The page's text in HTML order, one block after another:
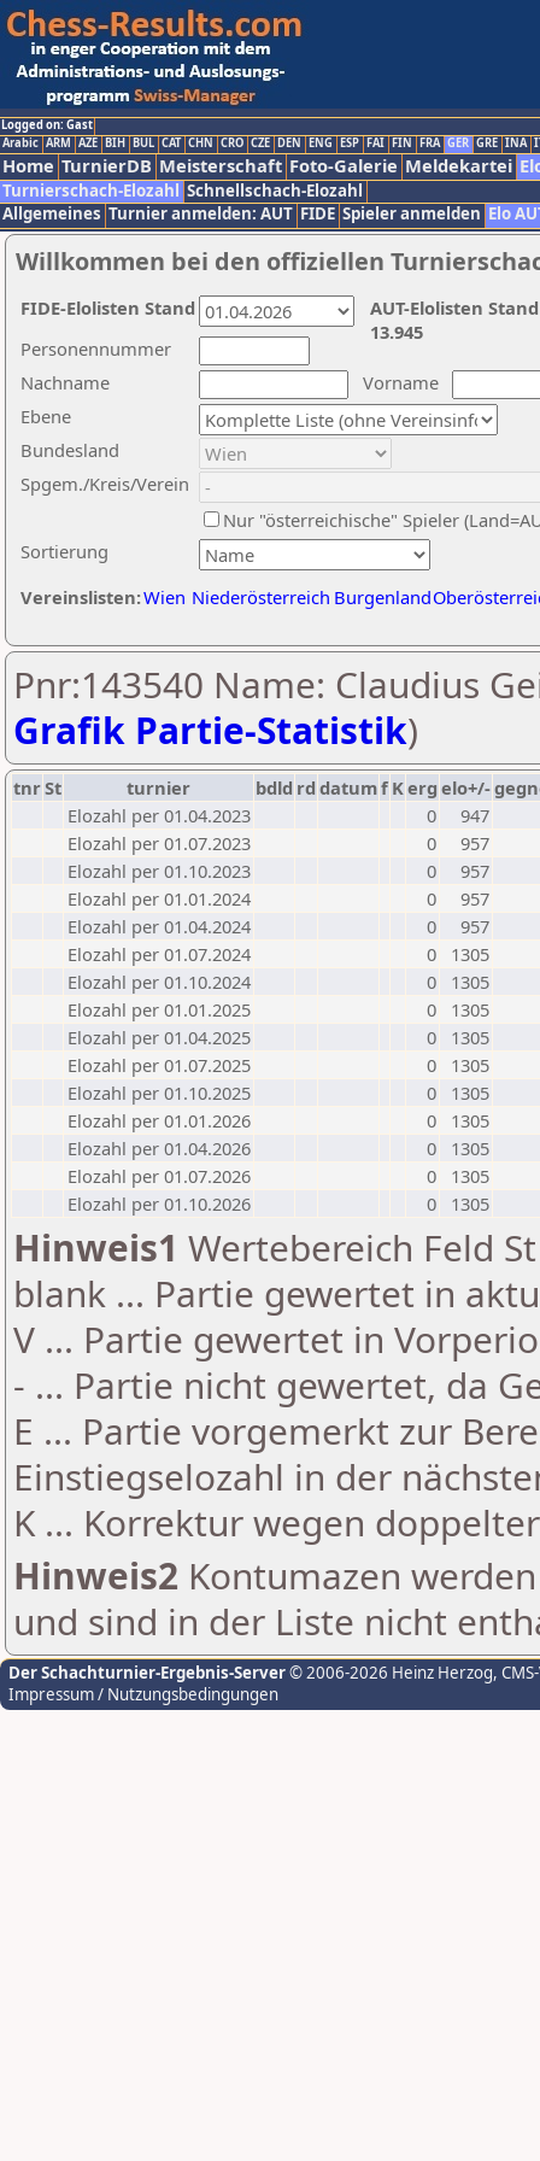
Logged on: Gast
Arabic ARM AZE BIH BUL CAT CHN CRO CZE DEN ENG ESP FAI FIN FRA GER GRE INA
Home TurnierDB Meisterschaft Foto-Galerie Meldekartei
Turnierschach-Elozahl Schnellschach-Elozahl
Allgemeines Turnier anmelden: AUT FIDE Spieler anmelden Elo
Willkommen bei den offiziellen
Nachname
Vorname
Ebene
Sortierung
Personennummer
Bundesland
Spgem./Kreis/Verein
Nur "österreichische" Spieler
Vereinslisten:Wien Niederösterreich Burgenland
AUT-Elolisten
13.945
FIDE-Elolisten Stand
Pnr:143540 Name: Claudius
Grafik Partie-Statistik)
tnrSt turnier bdld rd datumf Kerg elo+/-
Elozahl per 01.04.2023
0
947
Elozahl per 01.07.2023
0
957
Elozahl per 01.10.2023
0
957
Elozahl per 01.01.2024
0
957
Elozahl per 01.04.2024
0
957
Elozahl per 01.07.2024
0
1305
Elozahl per 01.10.2024
0
1305
Elozahl per 01.01.2025
0
1305
Elozahl per 01.04.2025
0
1305
Elozahl per 01.07.2025
0
1305
Elozahl per 01.10.2025
0
1305
Elozahl per 01.01.2026
0
1305
Elozahl per 01.04.2026
0
1305
Elozahl per 01.07.2026
0
1305
Elozahl per 01.10.2026
0 1305
Hinweis1 Wertebereich Feld
blank ... Partie gewertet in
V ... Partie gewertet in
- ... Partie nicht gewertet, da
E ... Partie vorgemerkt zur
Einstiegselozahl in der
K ... Korrektur wegen
Hinweis2 Kontumazen
und sind in der Liste nicht
Der Schachturnier-Ergebnis-Server© 2006-2026 Heinz Herzog,
Impressum / Nutzungsbedingungen